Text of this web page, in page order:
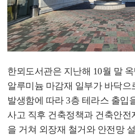
한뫼도서관은 지난해 10월 말
알루미늄 마감재 일부가 바닥으
발생함에 따라 3층 테라스 출입
사고 직후 건축정책과 건축안전
을 거쳐 외장재 철거와 안전망